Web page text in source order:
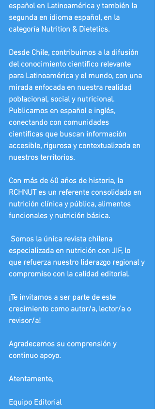
español en Latinoamérica y también la
segunda en idioma español, en la
categoría Nutrition & Dietetics.
Desde Chile, contribuimos a la difusión
del conocimiento científico relevante
para Latinoamérica y el mundo, con una
mirada enfocada en nuestra realidad
poblacional, social y nutricional.
Publicamos en español e inglés,
conectando con comunidades
científicas que buscan información
accesible, rigurosa y contextualizada en
nuestros territorios.
Con más de 60 años de historia, la
RCHNUT es un referente consolidado en
nutrición clínica y pública, alimentos
funcionales y nutrición básica.
especializada en nutrición con JIF, lo
que refuerza nuestro liderazgo regional y
compromiso con la calidad editorial.
¡Te invitamos a ser parte de este
crecimiento como autor/a, lector/a o
revisor/a!
Agradecemos su comprensión y
continuo apoyo.
Atentamente,
Equipo Editorial